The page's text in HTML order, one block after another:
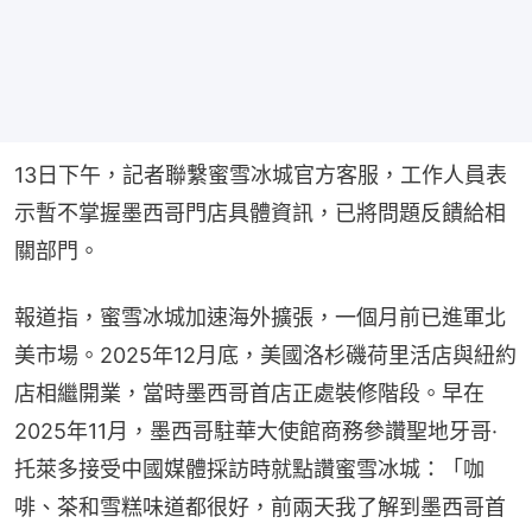
13日下午，記者聯繫蜜雪冰城官方客服，工作人員表
示暫不掌握墨西哥門店具體資訊，已將問題反饋給相
關部門。
報道指，蜜雪冰城加速海外擴張，一個月前已進軍北
美市場。2025年12月底，美國洛杉磯荷里活店與紐約
店相繼開業，當時墨西哥首店正處裝修階段。早在
2025年11月，墨西哥駐華大使館商務參讚聖地牙哥·
托萊多接受中國媒體採訪時就點讚蜜雪冰城：「咖
啡、茶和雪糕味道都很好，前兩天我了解到墨西哥首